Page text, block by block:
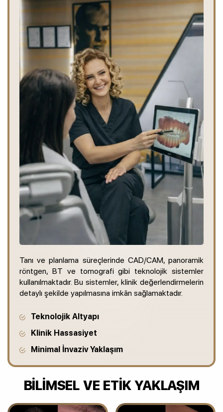
Tanı ve planlama süreçlerinde CAD/CAM, panoramik
röntgen, BT ve tomografi gibi teknolojik sistemler
kullanılmaktadır. Bu sistemler, klinik değerlendirmelerin
detaylı şekilde yapılmasına imkân sağlamaktadır.
Teknolojik Altyapı
Klinik Hassasiyet
Minimal İnvaziv Yaklaşım
BILIMSEL VE ETIK YAKLAŞIM